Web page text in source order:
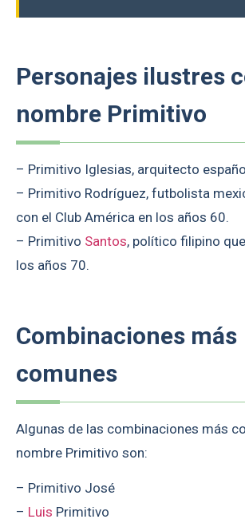
Personajes ilustres
nombre Primitivo
– Primitivo Iglesias, arquitecto
– Primitivo Rodríguez, futbolista
con el Club América en los años 60.
– Primitivo Santos, político filipino
los años 70.
Combinaciones más
comunes
Algunas de las combinaciones más
nombre Primitivo son:
– Primitivo José
– Luis Primitivo